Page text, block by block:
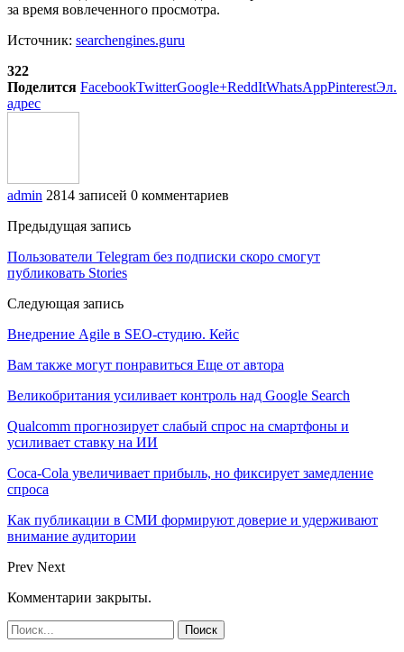
за время вовлеченного просмотра.
Источник: searchengines.guru
322
Поделится FacebookTwitterGoogle+ReddItWhatsAppPinterestЭл.
адрес
admin 2814 записей 0 комментариев
Предыдущая запись
Пользователи Telegram без подписки скоро смогут
публиковать Stories
Следующая запись
Внедрение Agile в SEO-студию. Кейс
Вам также могут понравиться Еще от автора
Великобритания усиливает контроль над Google Search
Qualcomm прогнозирует слабый спрос на смартфоны и
усиливает ставку на ИИ
Coca-Cola увеличивает прибыль, но фиксирует замедление
спроса
Как публикации в СМИ формируют доверие и удерживают
внимание аудитории
Prev Next
Комментарии закрыты.